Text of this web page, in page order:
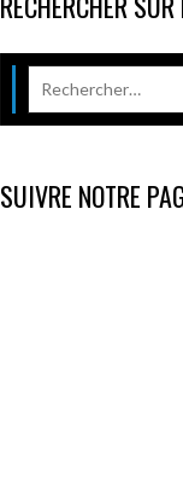
SUIVRE NOTRE